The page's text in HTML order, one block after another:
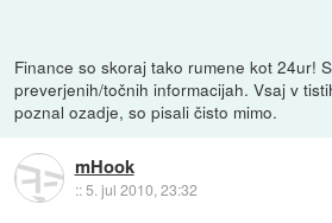
Finance so skoraj tako rumene kot 24ur!
preverjenih/točnih informacijah. Vsaj v
poznal ozadje, so pisali čisto mimo.
mHook
::5. jul 2010, 23:32